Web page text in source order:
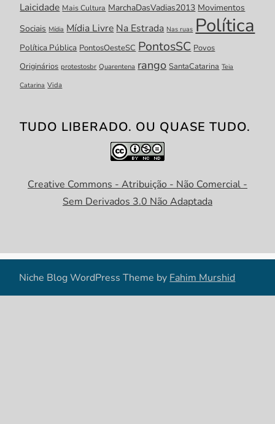
Laicidade Mais Cultura MarchaDasVadias2013 Movimentos
Sociais Mídia Mídia Livre Na Estrada Nas ruas Política
Política Pública PontosOesteSC PontosSC Povos
Originários protestosbr Quarentena rango SantaCatarina Teia
Catarina Vida
TUDO LIBERADO. OU QUASE TUDO.
Creative Commons - Atribuição - Não Comercial -
Sem Derivados 3.0 Não Adaptada
Niche Blog WordPress Theme by Fahim Murshid